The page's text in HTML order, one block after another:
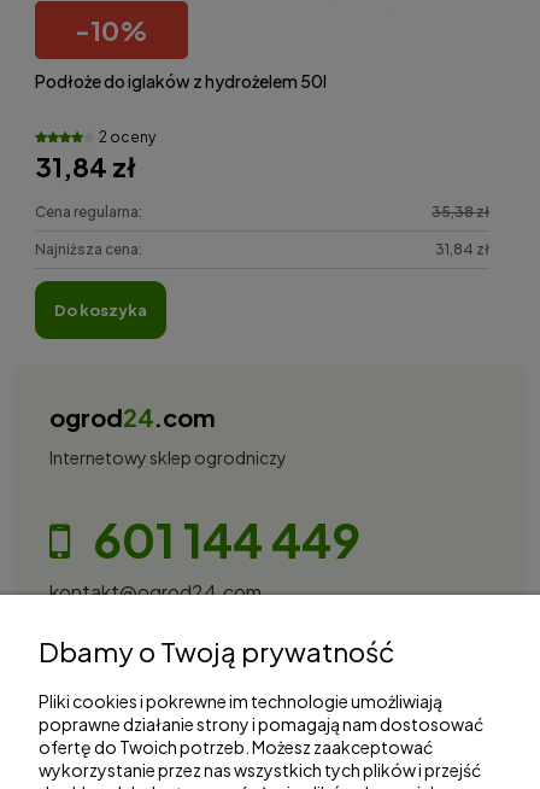
-10%
Podłoże do iglaków z hydrożelem 50l
2 oceny
31,84 zł
Cena regularna: 35,38 zł
Najniższa cena: 31,84 zł
do koszyka
ogrod24.com
Internetowy sklep ogrodniczy
601 144 449
kontakt@ogrod24.com
Gorzowska 27, 66-530 Trzebicz
Zakupy
Dbamy o Twoją prywatność
Pliki cookies i pokrewne im technologie umożliwiają
poprawne działanie strony i pomagają nam dostosować
ofertę do Twoich potrzeb. Możesz zaakceptować
wykorzystanie przez nas wszystkich tych plików i przejść